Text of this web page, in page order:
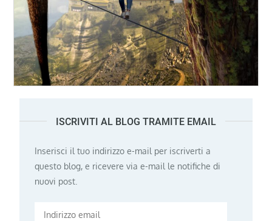
ISCRIVITI AL BLOG TRAMITE EMAIL
Inserisci il tuo indirizzo e-mail per iscriverti a
questo blog, e ricevere via e-mail le notifiche di
nuovi post.
Indirizzo